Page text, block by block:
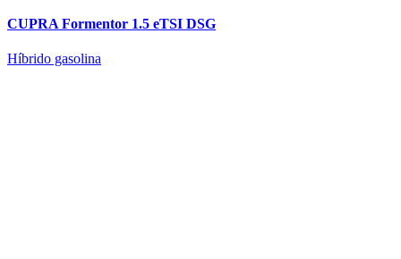
CUPRA Formentor 1.5 eTSI DSG
Híbrido gasolina